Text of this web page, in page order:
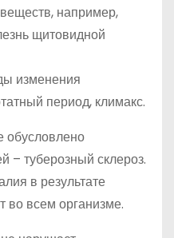
например,
щитовидной
изменения
период, климакс.
обусловлено
– туберозный склероз.
в результате
во всем организме.